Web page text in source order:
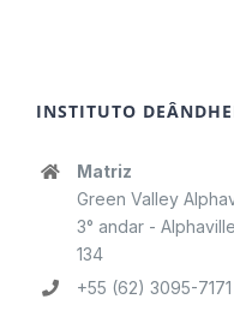
INSTITUTO
Matriz
Green Valley
3° andar -
134
+55 (62) 3095-7171